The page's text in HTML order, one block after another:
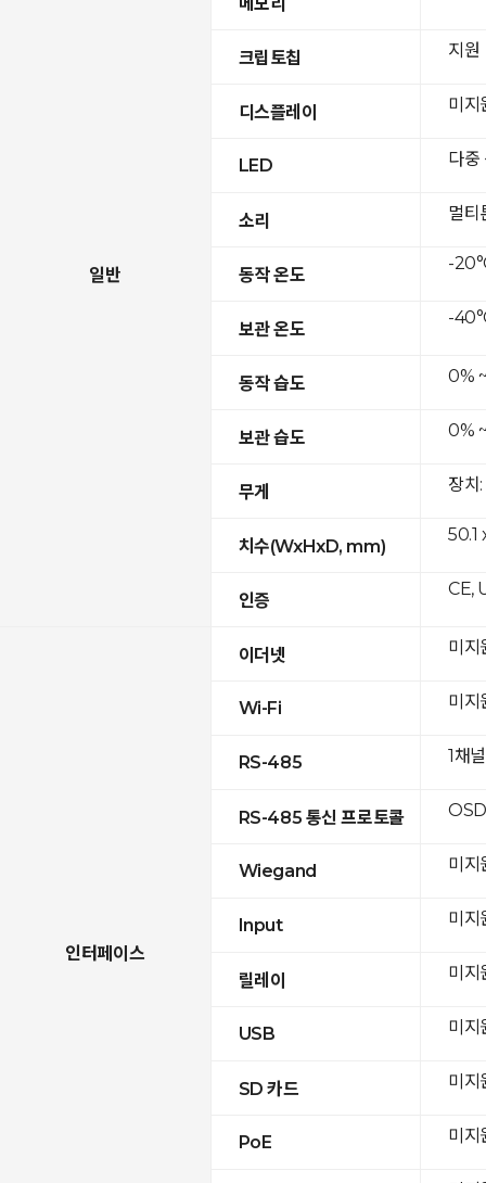
일반
메모리
크립토칩
디스플레이
LED
소리
동작 온도
보관 온도
동작 습도
보관 습도
무게
치수(WxHxD, mm)
인증
인터페이스
이더넷
Wi-Fi
RS-485
RS-485 통신 프로토콜
Wiegand
Input
릴레이
USB
SD 카드
PoE
지원
미지
다중
멀티
-
-
0%
0%
장치
50.1
CE,
미지
미지
1채
미지
미지
미지
미지
미지
미지